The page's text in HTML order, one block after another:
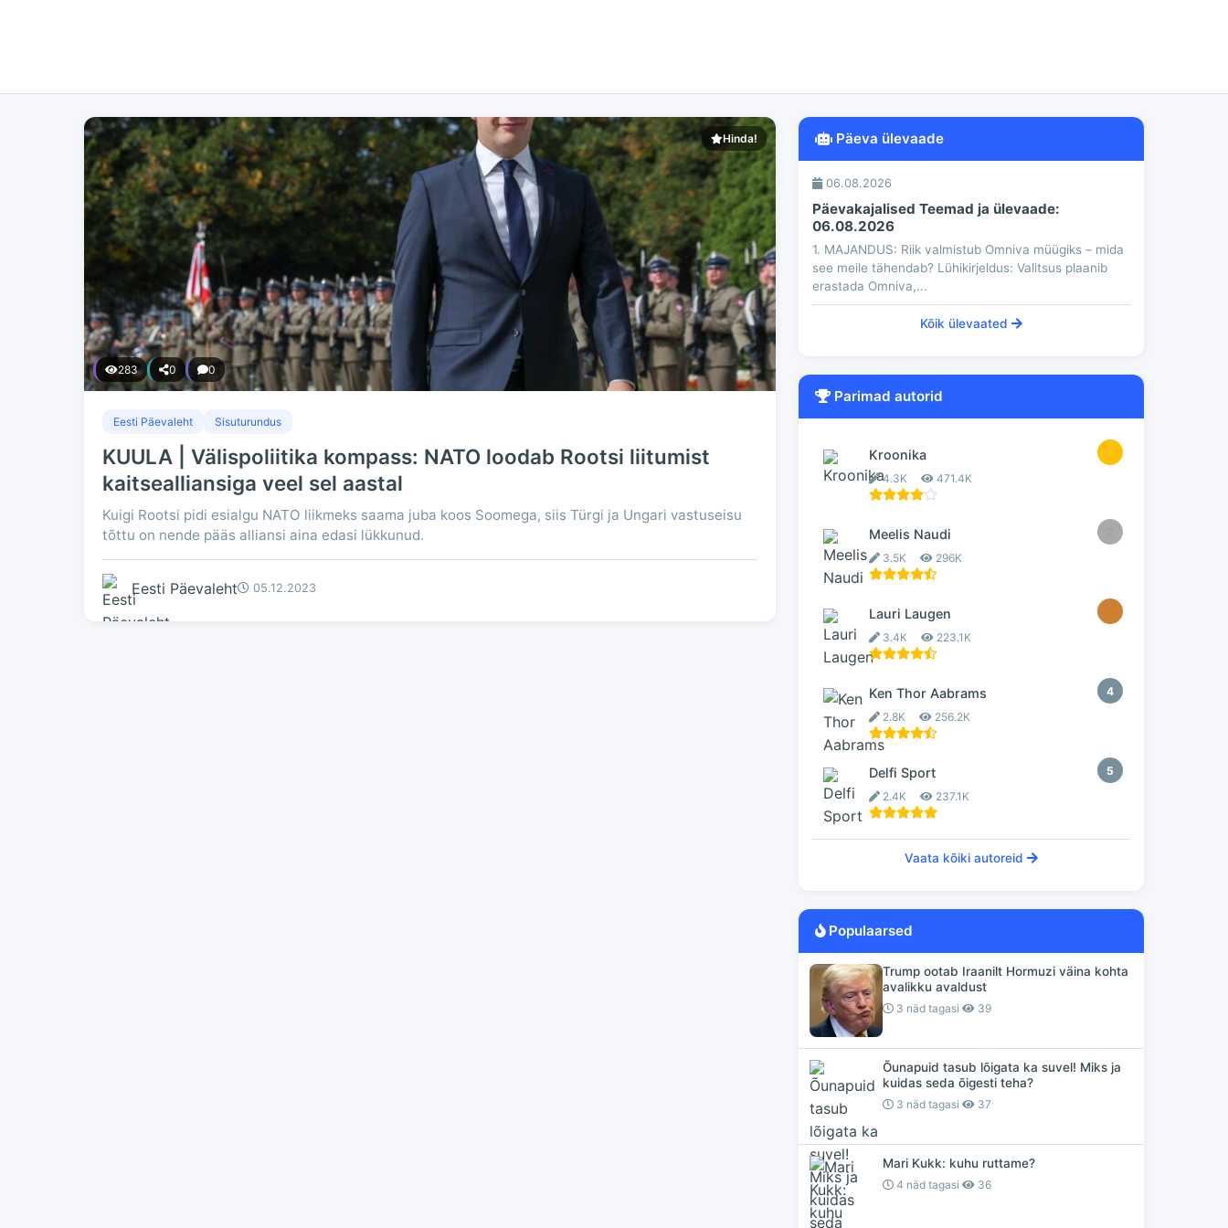
Hinda!
283 0 0
Eesti Päevaleht Sisuturundus
KUULA | Välispoliitika kompass: NATO loodab Rootsi liitumist
kaitsealliansiga veel sel aastal
Kuigi Rootsi pidi esialgu NATO liikmeks saama juba koos Soomega, siis Türgi ja Ungari vastuseisu
tõttu on nende pääs alliansi aina edasi lükkunud.
Eesti Päevaleht 05.12.2023
Päeva ülevaade
06.08.2026
Päevakajalised Teemad ja ülevaade:
06.08.2026
1. MAJANDUS: Riik valmistub Omniva müügiks – mida
see meile tähendab? Lühikirjeldus: Valitsus plaanib
erastada Omniva,...
Kõik ülevaated
Parimad autorid
Kroonika
4.3K 471.4K
Meelis Naudi
3.5K 296K
Lauri Laugen
3.4K 223.1K
4
Ken Thor Aabrams
2.8K 256.2K
5
Delfi Sport
2.4K 237.1K
Vaata kõiki autoreid
Populaarsed
Trump ootab Iraanilt Hormuzi väina kohta
avalikku avaldust
3 näd tagasi 39
Õunapuid tasub lõigata ka suvel! Miks ja
kuidas seda õigesti teha?
3 näd tagasi 37
Mari Kukk: kuhu ruttame?
4 näd tagasi 36